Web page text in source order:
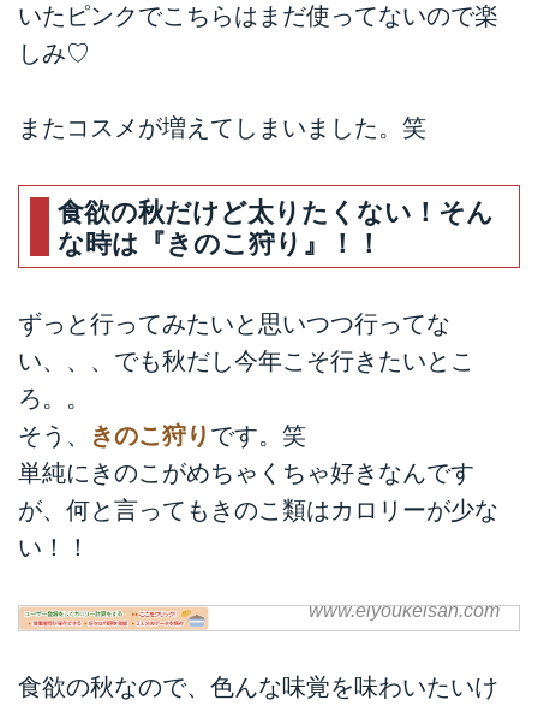
いたピンクでこちらはまだ使ってないので楽
しみ♡
またコスメが増えてしまいました。笑
食欲の秋だけど太りたくない！そん
な時は『きのこ狩り』！！
ずっと行ってみたいと思いつつ行ってな
い、、、でも秋だし今年こそ行きたいとこ
ろ。。
そう、
きのこ狩り です。笑
単純にきのこがめちゃくちゃ好きなんです
が、何と言ってもきのこ類はカロリーが少な
い！！
きのこのカロリー グラムの
andカロリー計算
www.eiyoukeisan.com
食欲の秋なので、色んな味覚を味わいたいけ